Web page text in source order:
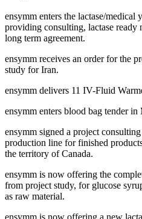
ensymm enters the lactase/medical
providing consulting, lactase ready
long term agreement.
ensymm receives an order for the
study for Iran.
ensymm delivers 11 IV-Fluid
ensymm enters blood bag tender in
ensymm signed a project
production line for finished
the territory of Canada.
ensymm is now offering the
from project study, for glucose
as raw material.